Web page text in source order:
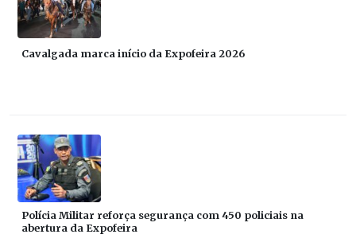
Cavalgada marca início da Expofeira 2026
Polícia Militar reforça segurança com 450 policiais na
abertura da Expofeira